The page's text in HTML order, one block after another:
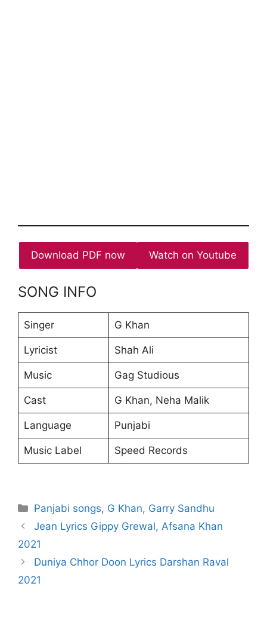
Download PDF now Watch on Youtube
SONG INFO
Singer G Khan
Lyricist Shah Ali
Music Gag Studious
Cast G Khan, Neha Malik
Language Punjabi
Music Label Speed Records
Categories
Panjabi songs, G Khan, Garry Sandhu
Jean Lyrics Gippy Grewal, Afsana Khan
2021
Duniya Chhor Doon Lyrics Darshan Raval
2021